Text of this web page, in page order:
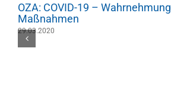
OZA: COVID-19 –
Maßnahmen
29.03.2020